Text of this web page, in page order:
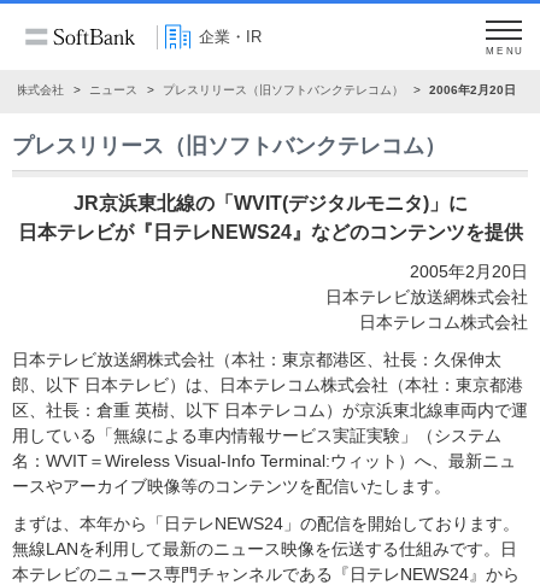
企業・IR
MENU
ク株式会社 ニュース プレスリリース（旧ソフトバンクテレコム） 2006年2月20日
プレスリリース（旧ソフトバンクテレコム）
JR京浜東北線の「WVIT(デジタルモニタ)」に
日本テレビが『日テレNEWS24』などのコンテンツを提供
2005年2月20日
日本テレビ放送網株式会社
日本テレコム株式会社
日本テレビ放送網株式会社（本社：東京都港区、社長：久保伸太
郎、以下 日本テレビ）は、日本テレコム株式会社（本社：東京都港
区、社長：倉重 英樹、以下 日本テレコム）が京浜東北線車両内で運
用している「無線による車内情報サービス実証実験」（システム
名：WVIT＝Wireless Visual-Info Terminal:ウィット）へ、最新ニュ
ースやアーカイブ映像等のコンテンツを配信いたします。
まずは、本年から「日テレNEWS24」の配信を開始しております。
無線LANを利用して最新のニュース映像を伝送する仕組みです。日
本テレビのニュース専門チャンネルである『日テレNEWS24』から